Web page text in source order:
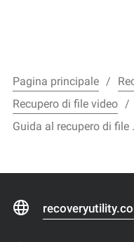
Pagina principale
Recupero di file video
Guida al recupero di